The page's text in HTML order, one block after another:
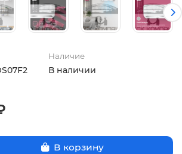
Наличие
В наличии
В корзину